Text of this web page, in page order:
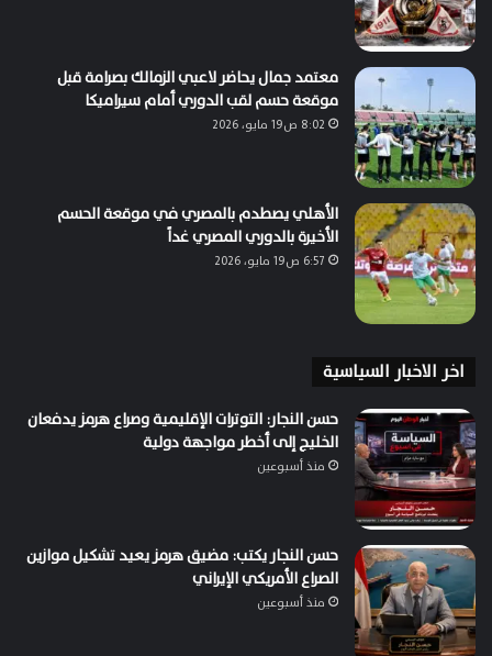
معتمد جمال يحاضر لاعبي الزمالك بصرامة قبل
موقعة حسم لقب الدوري أمام سيراميكا
8:02 ص19 مايو، 2026
الأهلي يصطدم بالمصري في موقعة الحسم
الأخيرة بالدوري المصري غداً
6:57 ص19 مايو، 2026
اخر الاخبار السياسية
حسن النجار: التوترات الإقليمية وصراع هرمز يدفعان
الخليج إلى أخطر مواجهة دولية
منذ أسبوعين
حسن النجار يكتب: مضيق هرمز يعيد تشكيل موازين
الصراع الأمريكي الإيراني
منذ أسبوعين